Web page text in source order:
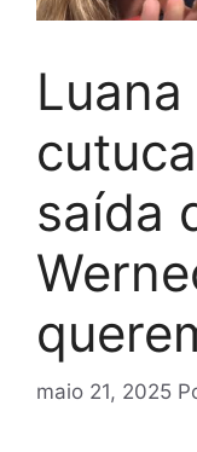
saída
maio 21, 2025